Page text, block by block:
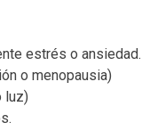
estrés o ansiedad.
o menopausia)
luz)